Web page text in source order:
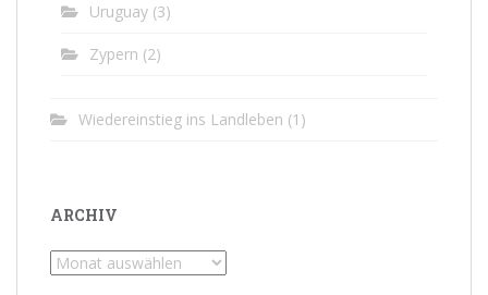
Uruguay (3)
Zypern (2)
Wiedereinstieg ins Landleben (1)
ARCHIV
Archiv